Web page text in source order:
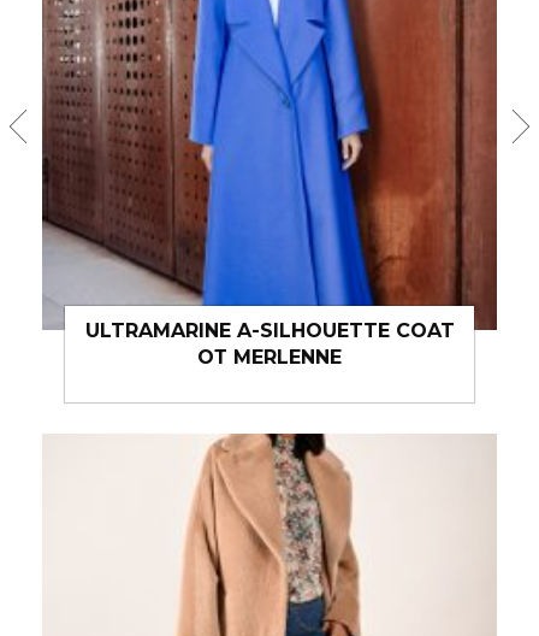
ULTRAMARINE A-SILHOUETTE COAT
ОТ MERLENNE